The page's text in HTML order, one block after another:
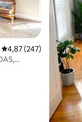
Keskimääräinen arvio
4,87 (247)